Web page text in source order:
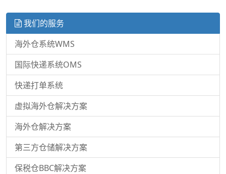
我们的服务
海外仓系统WMS
国际快递系统OMS
快递打单系统
虚拟海外仓解决方案
海外仓解决方案
第三方仓储解决方案
保税仓BBC解决方案